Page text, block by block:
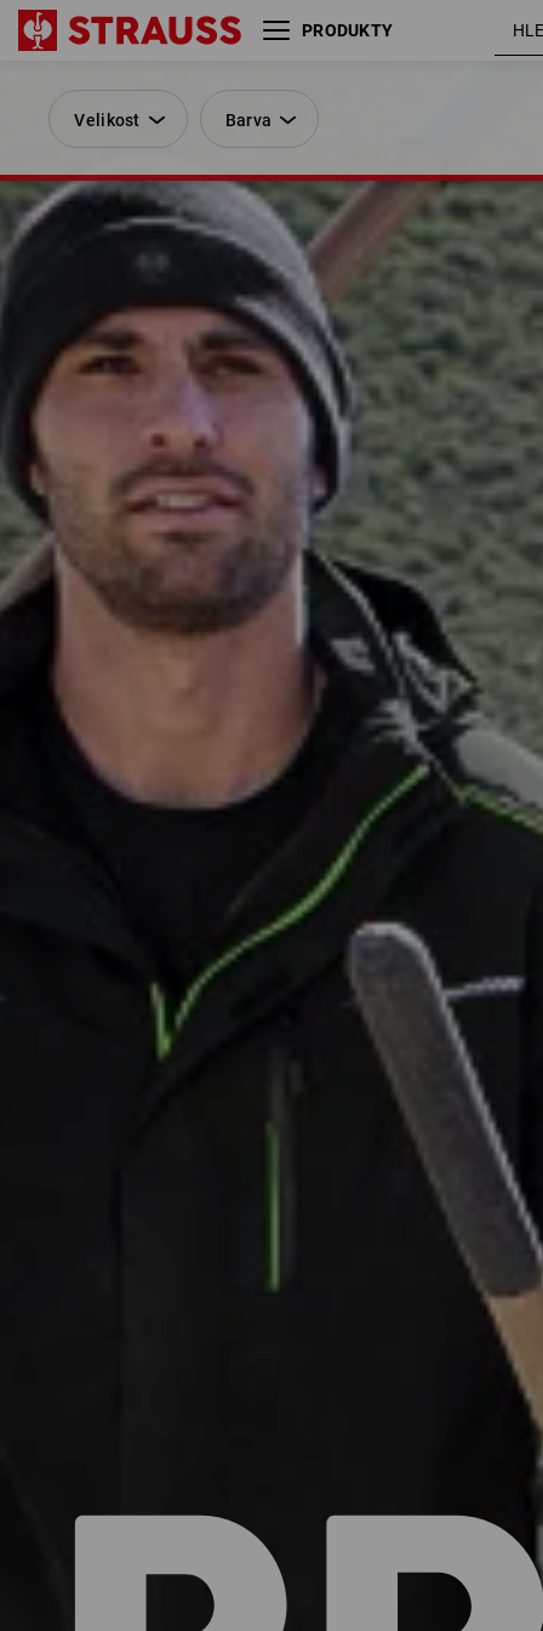
PRODUKTY
Velikost Barva